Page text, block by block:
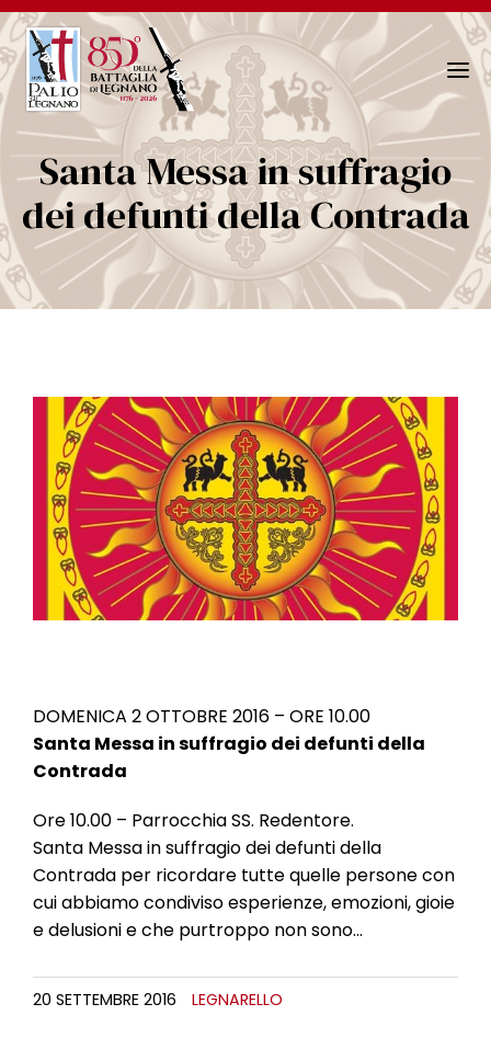
N
v
a
z
i
o
Santa Messa in suffragio
dei defunti della Contrada
DOMENICA 2 OTTOBRE 2016 – ORE 10.00
Santa Messa in suffragio dei defunti della
Contrada
Ore 10.00 – Parrocchia SS. Redentore.
Santa Messa in suffragio dei defunti della
Contrada per ricordare tutte quelle persone con
cui abbiamo condiviso esperienze, emozioni, gioie
e delusioni e che purtroppo non sono…
20 SETTEMBRE 2016 LEGNARELLO